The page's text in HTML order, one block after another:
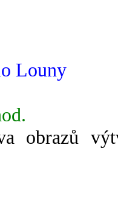
Louny
obrazů